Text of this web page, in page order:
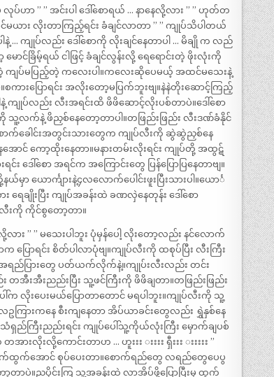
” ” အင်းပါ ဒေါ်စောရယ် … နာနေလို့လား ” ” ဟုတ်တ
မယား လိုးတာကြည့်ရင်း ခံချင်လာတာ ” ” ကျုပ်သိပါတယ်
ါနဲ့ … ကျုပ်လည်း ဒေါ်စောကို လိုးချင်နေတာပါ … မိချို က လည်
ောင်ခြိမ့်ရယ် ငါဖြင့် ခံချင်လွန်းလို့ ရေရောင်းတဲ့ ဖိုးလုံးကို
ကျပ်မပြည့်တဲ့ ကလေးပါ။ကလေးဆိုပေမယ့် အထင်မသေးနဲ့
းပြောရင်း အလိုးတော့မပြက်ဘူးဗျ။နဲနဲတိုးဆောင့်ကြည့်
ျုပ်လည်း လီးအရင်းထိ ဖိဖိဆောင့်လိုးပစ်တာပဲ။ဒေါ်စော
သူ့လက်နဲ့ ဖိညှစ်နေတော့တာပါ။တဖြည်းဖြည်း လီးဒဏ်ခံနိုင်
ာက်ခေါင်းအတွင်းသားတွေက ကျုပ်လီးကို ဆွဲဆွဲညှစ်နေ
ာင် ကော့ထိုးနေတာ။မနားတမ်းလိုးရင်း ကျုပ်တို့ အထွဋ်
း ဒေါ်စော အရင်က အကြောင်းတွေ ပြန်ပြောပြနေတာဗျ။
ယောင်္ကျားနဲ့၄လလောက်ပေါင်းဖူးပြီးသားပါ။ယောင်္
ရေချိုးပြီး ကျုပ်အခန်းထဲ ခဏလှဲနေတုန်း ဒေါ်စော
လီးကို ကိုင်စွတော့တာ။
လား ” ” မသေးပါဘူး ပုံမှန်ပေါ့ လိုးတော့လည်း နင်လောက်
ပြောရင်း စိတ်ပါလာပုံဗျ။ကျုပ်လီးကို ထစုပ်ပြီး လီးကြီး
အရည်ပြားတွေ ပတ်ယက်လိုက်နဲ့။ကျုပ်းလီးလည်း တင်း
အီးအီးညည်းပြီး သူ့ဖင်ကြီးကို ဖိဖိချတာ။တဖြည်းဖြည်း
ါ်က လိုးပေးမယ်ပြောတာတောင် မရပါဘူး။ကျုပ်လီးကို သူ့
ြားကနေ စီးကျနေတာ အိပ်ယာခင်းတွေလည်း ရွှဲနှစ်နေ
ရှည်ကြီးညည်းရင်း ကျုပ်ပေါ်သူ့ကိုယ်လုံးကြီး မှောက်ချပစ်
အားလိုးလို့ကောင်းတာဟ … ဟူးးး းးးး ရှီးးး းးးးး ”
က်ထွက်အောင် စုပ်ပေးတာ။စောက်ရည်တွေ လရည်တွေပေပွ
ာ့တာပဲ။ညပိုင်းကြ သူ့အခန်းထဲ လာအိပ်ဖို့ပြောပြီးမှ ထွက်